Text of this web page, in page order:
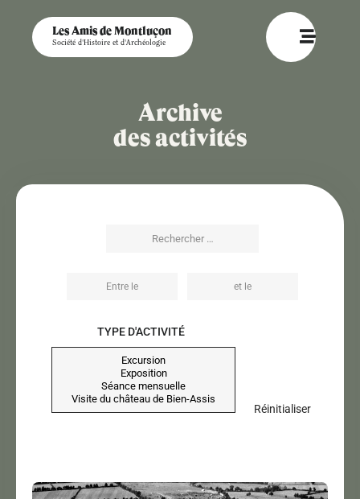
Les Amis de Montluçon
Société d'Histoire et d'Archéologie
Archive
des activités
TYPE D'ACTIVITÉ
Réinitialiser
URDICIAN Christophe